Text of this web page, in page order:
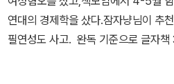
은 요리 수업은 여자들이나 듣는 것이
내가 들은 말 중 가장 괴상한 것이라며
따로 불러 최근에 쓴 작문에 대해 칭
연대의 경제학을 샀다.잠자냥님이 추
필연성도 사고. 완독 기준으로 글자책